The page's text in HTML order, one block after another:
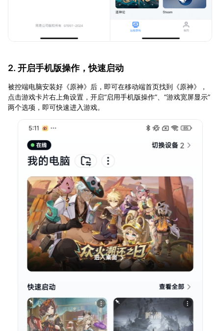
2. 开启手机版操作，快速启动
被控端电脑安装好《原神》后，即可在移动端首页找到《原神》，
点击游戏卡片右上角设置，开启“启用手机版操作”、“游戏宽屏显示”
两个选项，即可快速进入游戏。